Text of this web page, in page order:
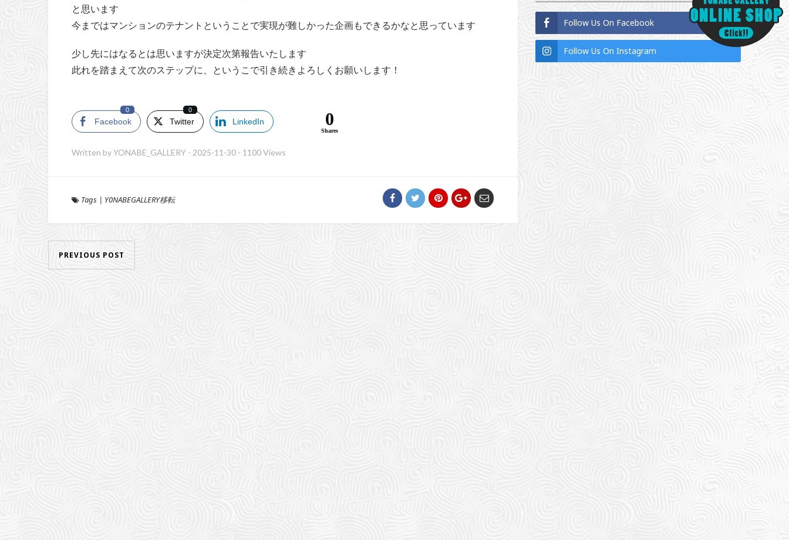
と思います
今まではマンションのテナントということで実現が難しかった企画もできるかなと思っています
少し先にはなるとは思いますが決定次第報告いたします
此れを踏まえて次のステップに、というこで引き続きよろしくお願いします！
Facebook
0
Twitter
0
LinkedIn 0
Shares
Written byYONABE_GALLERY - 2025-11-30 - 1100 Views
Tags | Y0NABEGALLERY移転
PREVIOUS POST
Follow Us On Facebook
Follow Us On Instagram